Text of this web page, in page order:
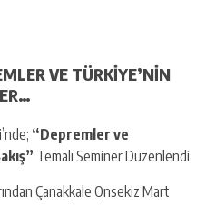
VE TÜRKİYE’NİN
“Depremler ve
Temalı Seminer Düzenlendi.
Çanakkale Onsekiz Mart